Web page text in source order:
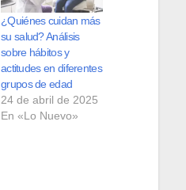
¿Quiénes cuidan más
su salud? Análisis
sobre hábitos y
actitudes en diferentes
grupos de edad
24 de abril de 2025
En «Lo Nuevo»